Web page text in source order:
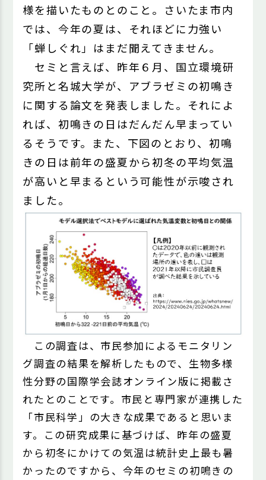
様を描いたものとのこと。さいたま市内
では、今年の夏は、それほどに力強い
「蝉しぐれ」はまだ聞えてきません。
セミと言えば、昨年６月、国立環境研
究所と名城大学が、アブラゼミの初鳴き
に関する論文を発表しました。それによ
れば、初鳴きの日はだんだん早まってい
るそうです。また、下図のとおり、初鳴
きの日は前年の盛夏から初冬の平均気温
が高いと早まるという可能性が示唆され
ました。
この調査は、市民参加によるモニタリン
グ調査の結果を解析したもので、生物多様
性分野の国際学会誌オンライン版に掲載さ
れたとのことです。市民と専門家が連携した
「市民科学」の大きな成果であると思いま
す。この研究成果に基づけば、昨年の盛夏
から初冬にかけての気温は統計史上最も暑
かったのですから、今年のセミの初鳴きの